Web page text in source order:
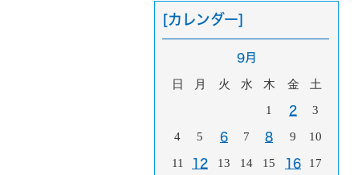
[カレンダー]
9月
日 月 火 水 木 金
土
1
2 3
4 5 6 7 8 9 10
11 12 13 14 15 16 17